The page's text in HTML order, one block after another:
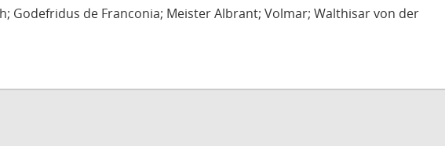
Godefridus de Franconia; Meister Albrant; Volmar; Walthisar von der